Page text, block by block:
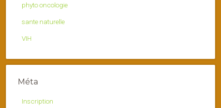
phyto oncologie
sante naturelle
VIH
Méta
Inscription